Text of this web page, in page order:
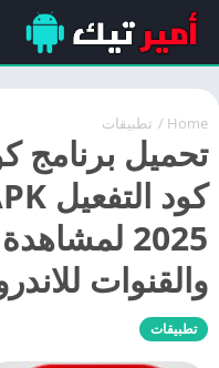
Home
/ تطبيقات
2025
والقنوات
تطبيقات